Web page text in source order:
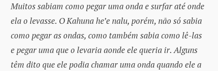
Muitos sabiam como pegar uma onda e surfar até onde
ela o levasse. O Kahuna he’e nalu, porém, não só sabia
como pegar as ondas, como também sabia como lê-las
e pegar uma que o levaria aonde ele queria ir. Alguns
têm dito que ele podia chamar uma onda quando ele a